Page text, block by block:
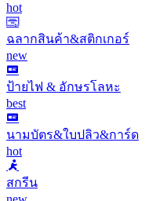
hot
ฉลากสินค้า&สติกเกอร์
new
ป้ายไฟ & อักษรโลหะ
best
นามบัตร&ใบปลิว&การ์ด
hot
สกรีน